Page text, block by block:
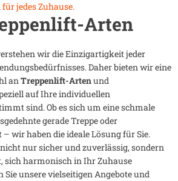
jedes Zuhause.
Arten
wir die Einzigartigkeit jeder
Daher bieten wir eine
anTreppenlift-Artenund
auf Ihre individuellen
sind. Ob es sich um eine schmale
gerade Treppe oder
wir haben die ideale Lösung für Sie.
nur sicher und zuverlässig, sondern
sich harmonisch in Ihr Zuhause
Sie unsere vielseitigen Angebote und